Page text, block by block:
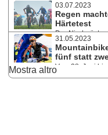
03.07.2023
Regen
Härtetest
Der
Gloria Baier-Hänsel
des KitzAlpBike am 1. Juli
HillClimb Brixen im Thale.
Resümee der Veranstalter.
31.05.2023
fünf statt
Vom 28. Juni
KitzAlpBike-Festival den
Mostra altro